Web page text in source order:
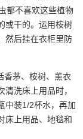
都不喜欢这些植物
或干的。运用桉树
然后挂在衣柜里防
香茅、桉树、薰衣
洗床上用品时，
中装1/2杯水，再加
床上用品、地毯和